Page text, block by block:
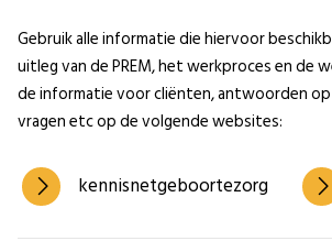
Gebruik alle informatie die hiervoor
uitleg van de PREM, het werkproces en de
de informatie voor cliënten, antwoorden
vragen etc op de volgende websites:
kennisnetgeboortezorg